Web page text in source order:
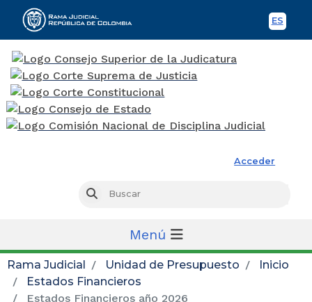
ES
Acceder
Buscar
Menú
Rama Judicial Unidad de Presupuesto
Inicio
Estados Financieros
Estados Financieros año 2026